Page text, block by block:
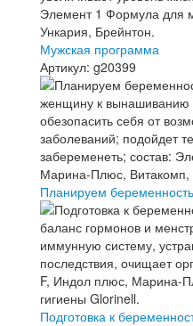
Мужская программа
Артикул: g20399
Планируем
Подготовка к